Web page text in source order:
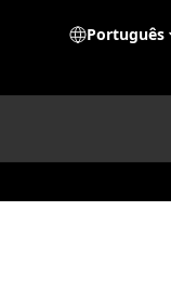
Português